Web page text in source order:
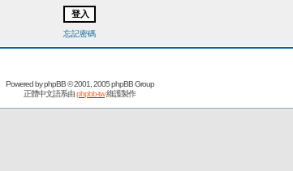
忘記密碼
Powered byphpBB© 2001, 2005 phpBB Group
正體中文語系由phpbb-tw維護製作